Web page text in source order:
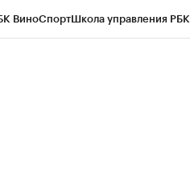
ВиноСпортШкола управления РБК